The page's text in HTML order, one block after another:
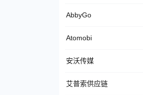
AbbyGo
Atomobi
安沃传媒
艾普索供应链